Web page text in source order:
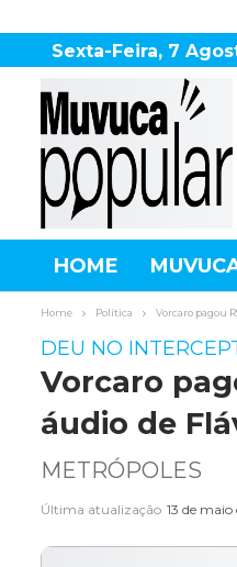
Sexta-Feira, 7
HOME
AGRONEGÓCIO
Home Política Vorcaro pagou
DEU NO
Vorcaro
áudio de
METRÓPOLES
Última atualização 13 de maio